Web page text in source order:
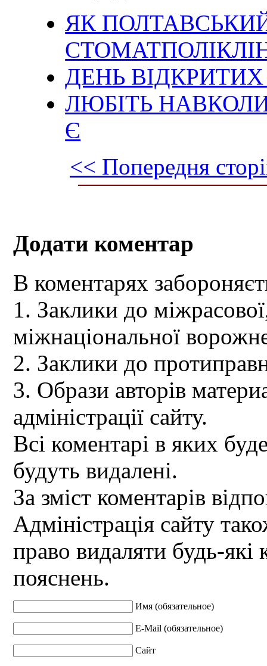
ЯК
ДЕНЬ
ЛЮБІТЬ
Є
<< Попередня
Додати коментар
В коментарях
1. Заклики до
міжнаціональної
2. Заклики до
3. Образи авторів
адміністрації сайту.
Всі коментарі в яких
будуть видалені.
За зміст коментарів
Адміністрація сайту
право видаляти будь-які
пояснень.
Имя (обязательное)
E-Mail (обязательное)
Сайт